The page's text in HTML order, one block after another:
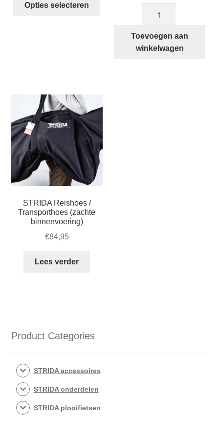
Opties selecteren
meerdere
worden
de
productpagina
verbinding
onderkant
Toevoegen aan
winkelwagen
STRIDA Reishoes /
Transporthoes (zachte
binnenvoering)
€84,95
Lees verder
Product Categories
STRIDA accessoires
STRIDA onderdelen
STRIDA plooifietsen